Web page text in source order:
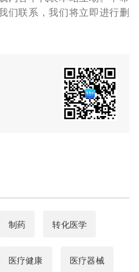
们联系，我们将立即进行删
制药 转化医学
医疗健康 医疗器械